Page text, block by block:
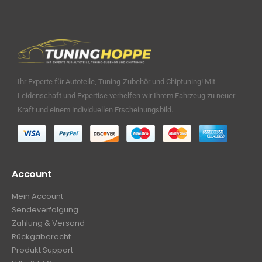
Ihr Experte für Autoteile, Tuning-Zubehör und Chiptuning! Mit
Leidenschaft und Expertise verhelfen wir Ihrem Fahrzeug zu neuer
Kraft und einem individuellen Erscheinungsbild.
Account
Mein Account
Sendeverfolgung
Zahlung & Versand
Rückgaberecht
Produkt Support